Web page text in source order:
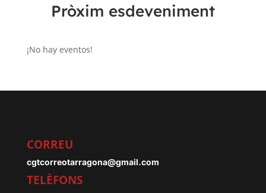
Pròxim esdeveniment
¡No hay eventos!
CORREU
cgtcorreotarragona@gmail.com
TELÈFONS